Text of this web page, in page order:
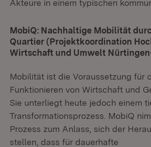
Akteure in einem typischen
MobiQ: Nachhaltige Mobilität
Quartier (Projektkoordination
Wirtschaft und Umwelt
Mobilität ist die Voraussetzung für
Funktionieren von Wirtschaft und
Sie unterliegt heute jedoch einem
Transformationsprozess. MobiQ
Prozess zum Anlass, sich der
stellen, dass für dauerhafte